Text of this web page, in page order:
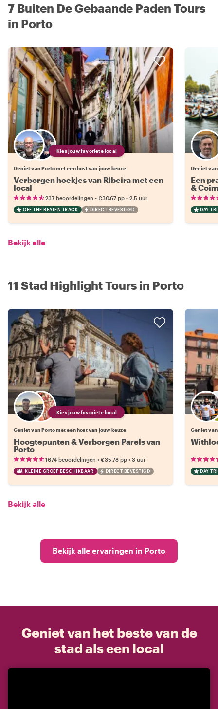
7 Buiten De Gebaande Paden Tours
in Porto
Kies jouw favoriete local
Geniet van Porto met een host van jouw keuze
Verborgen hoekjes van Ribeira met een
local
237 beoordelingen • €30.67 pp • 2.5 uur
OFF THE BEATEN TRACK DIRECT BEVESTIGD
Geniet
Een
&
DAY
Bekijk alle
11 Stad Highlight Tours in Porto
Kies jouw favoriete local
Geniet van Porto met een host van jouw keuze
Hoogtepunten & Verborgen Parels van
Porto
1674 beoordelingen • €35.78 pp • 3 uur
KLEINE GROEP BESCHIKBAAR DIRECT BEVESTIGD
Geniet
DAY
Bekijk alle
Bekijk alle ervaringen in Porto
Geniet van het beste van de
stad als een local